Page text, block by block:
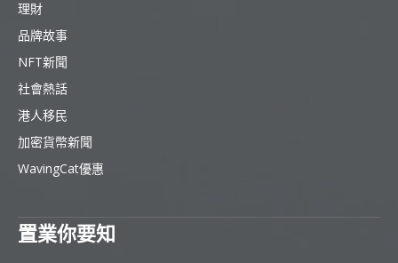
理財
品牌故事
NFT新聞
社會熱話
港人移民
加密貨幣新聞
WavingCat優惠
置業你要知